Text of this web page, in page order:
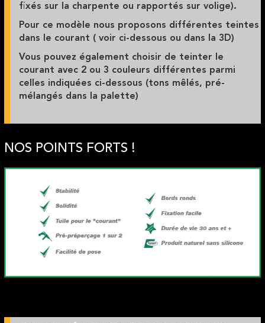
fixés sur la charpente ou rapportés sur volige).
Pour ce modèle nous proposons différentes teintes
dans le courant ( voir ci-dessous ou dans la 3D)
Vous pouvez également choisir de teinter le
courant avec 2 ou 3 couleurs différentes parmi
celles indiquées ci-dessous (tons mêlés, pré-
mélangés dans la palette)
NOS POINTS FORTS !